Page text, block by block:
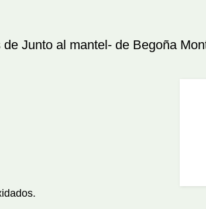
de Junto al mantel- de Begoña